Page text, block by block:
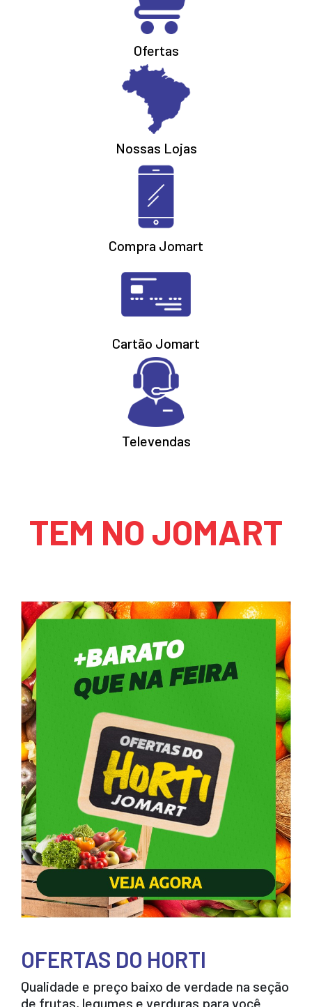
Ofertas
Nossas Lojas
Compra Jomart
Cartão Jomart
Televendas
TEM NO JOMART
OFERTAS DO HORTI
Qualidade e preço baixo de verdade na seção
de frutas, legumes e verduras para você